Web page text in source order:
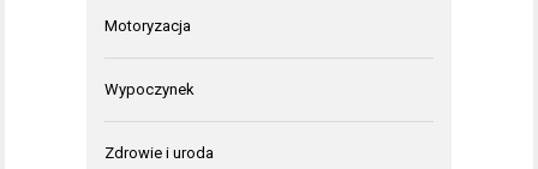
Motoryzacja
Wypoczynek
Zdrowie i uroda